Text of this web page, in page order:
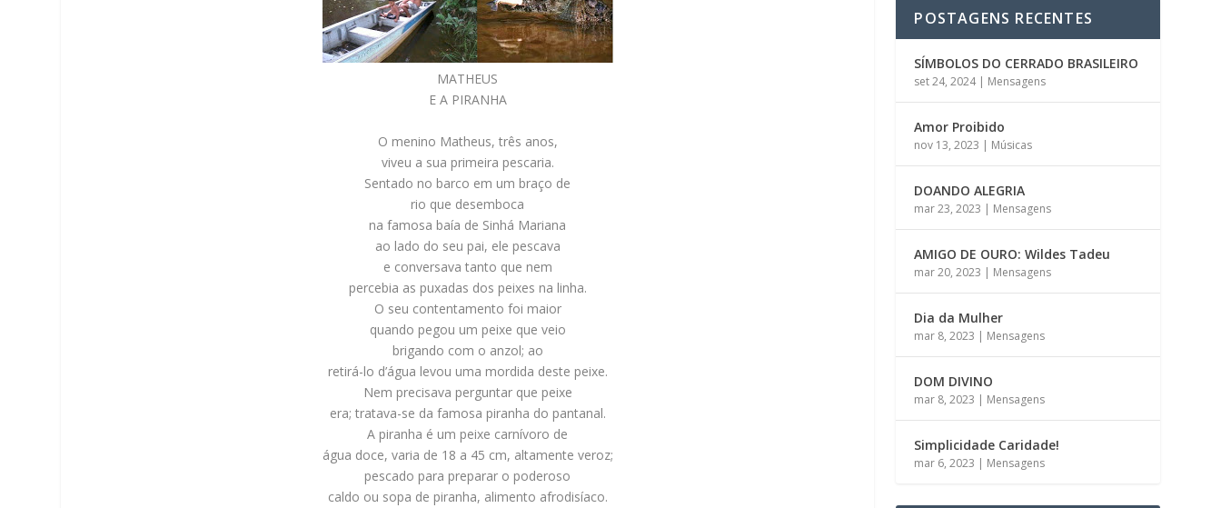
MATHEUS
E A PIRANHA
O menino Matheus, três anos,
viveu a sua primeira pescaria.
Sentado no barco em um braço de
rio que desemboca
na famosa baía de Sinhá Mariana
ao lado do seu pai, ele pescava
e conversava tanto que nem
percebia as puxadas dos peixes na linha.
O seu contentamento foi maior
quando pegou um peixe que veio
brigando com o anzol; ao
retirá-lo d’água levou uma mordida deste peixe.
Nem precisava perguntar que peixe
era; tratava-se da famosa piranha do pantanal.
A piranha é um peixe carnívoro de
água doce, varia de 18 a 45 cm, altamente veroz;
pescado para preparar o poderoso
caldo ou sopa de piranha, alimento afrodisíaco.
POSTAGENS RECENTES
SÍMBOLOS DO CERRADO BRASILEIRO
set 24, 2024| Mensagens
Amor Proibido
nov 13, 2023 | Músicas
DOANDO ALEGRIA
mar 23, 2023 | Mensagens
AMIGO DE OURO: Wildes Tadeu
mar 20, 2023 | Mensagens
Dia da Mulher
mar 8, 2023 | Mensagens
DOM DIVINO
mar 8, 2023 | Mensagens
Simplicidade Caridade!
mar 6, 2023 | Mensagens